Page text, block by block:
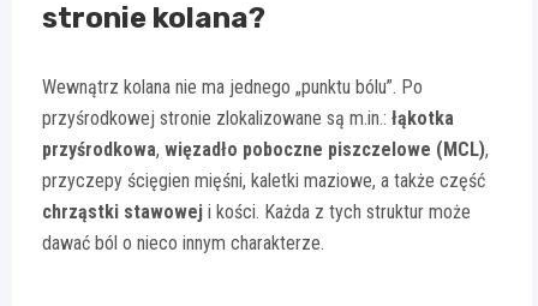
stronie kolana?
Wewnątrz kolana nie ma jednego „punktu bólu”. Po
przyśrodkowej stronie zlokalizowane są m.in.: łąkotka
przyśrodkowa, więzadło poboczne piszczelowe (MCL),
przyczepy ścięgien mięśni, kaletki maziowe, a także część
chrząstki stawowej i kości. Każda z tych struktur może
dawać ból o nieco innym charakterze.